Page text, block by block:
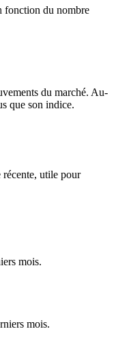
fonction du nombre
du marché. Au-
que son indice.
récente, utile pour
mois.
mois.